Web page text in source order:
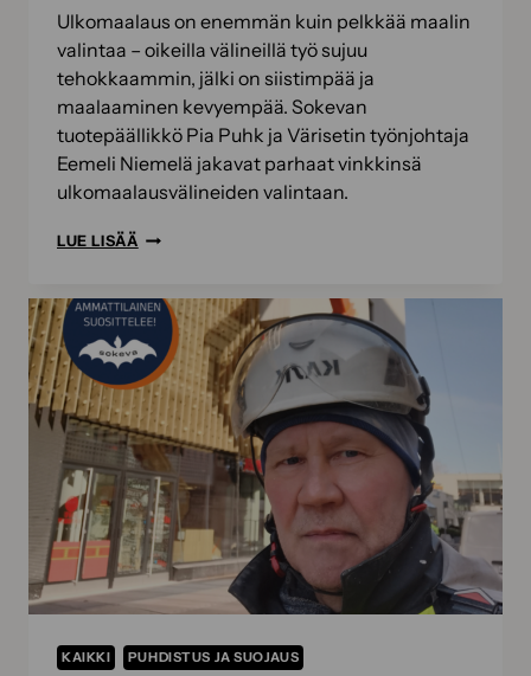
Ulkomaalaus on enemmän kuin pelkkää maalin
valintaa – oikeilla välineillä työ sujuu
tehokkaammin, jälki on siistimpää ja
maalaaminen kevyempää. Sokevan
tuotepäällikkö Pia Puhk ja Värisetin työnjohtaja
Eemeli Niemelä jakavat parhaat vinkkinsä
ulkomaalausvälineiden valintaan.
LUE LISÄÄ NÄIN
ULKOMAALAUKSESSA
–
ASIANTUNTIJOIDEN
VINKIT
OIKEISIIN
MAALAUSTYÖVÄLINEISIIN
KAIKKI PUHDISTUS JA SUOJAUS